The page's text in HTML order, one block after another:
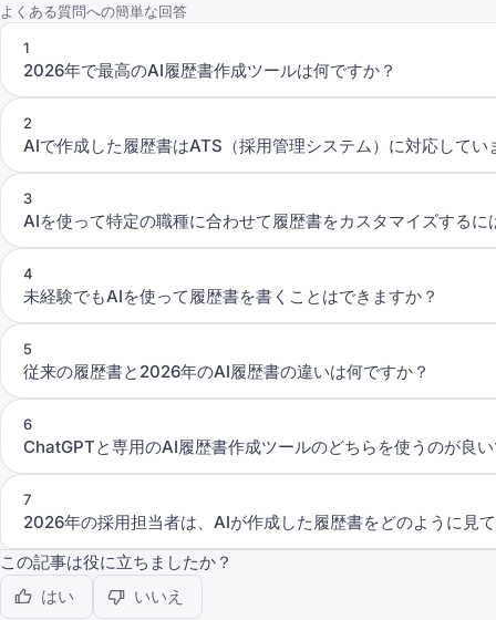
よくある質問への簡単な回答
1
2026年で最高のAI履歴書作成ツールは何ですか？
2
AIで作成した履歴書はATS（採用管理システム）に対応してい
3
AIを使って特定の職種に合わせて履歴書をカスタマイズする
4
未経験でもAIを使って履歴書を書くことはできますか？
5
従来の履歴書と2026年のAI履歴書の違いは何ですか？
6
ChatGPTと専用のAI履歴書作成ツールのどちらを使うのが良
7
2026年の採用担当者は、AIが作成した履歴書をどのように見
この記事は役に立ちましたか？
はい
いいえ